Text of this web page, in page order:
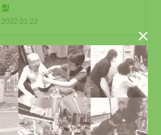
型
2022.01.22
【無料公開】介護運営研修『（訪問
系むけ）処遇加算のポイントを実例
解説』セミナー資料全ページ掲載｜
メルマガ読者限定
2022.09.09
